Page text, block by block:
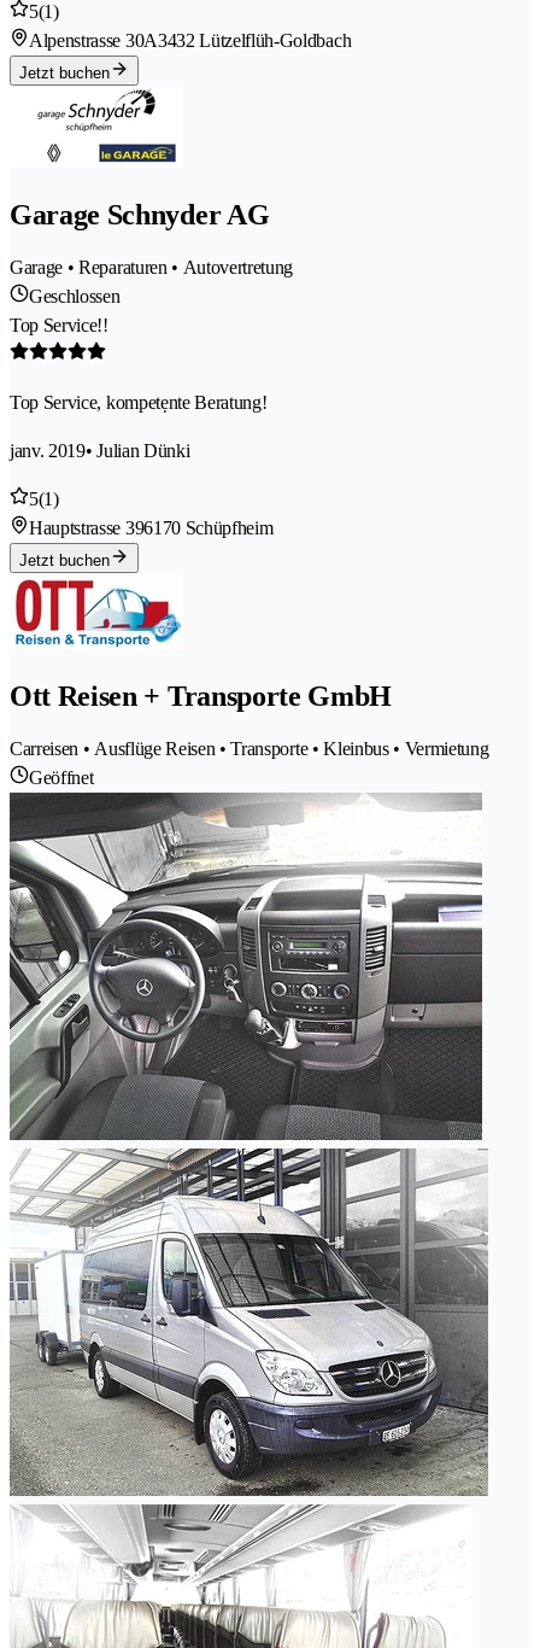
5(1)
Alpenstrasse 30A3432 Lützelflüh-Goldbach
Jetzt buchen
Garage Schnyder AG
Garage • Reparaturen • Autovertretung
Geschlossen
Top Service!!
Top Service, kompetẹnte Beratung!
janv. 2019• Julian Dünki
5(1)
Hauptstrasse 396170 Schüpfheim
Jetzt buchen
Ott Reisen + Transporte GmbH
Carreisen • Ausflüge Reisen • Transporte • Kleinbus • Vermietung
Geöffnet